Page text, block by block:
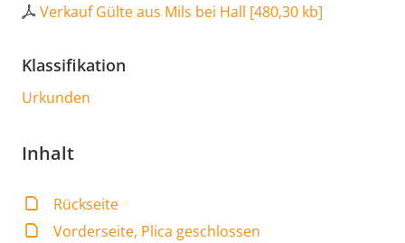
Verkauf Gülte aus Mils bei Hall [480,30 kb]
Klassifikation
Urkunden
Inhalt
Rückseite
Vorderseite, Plica geschlossen